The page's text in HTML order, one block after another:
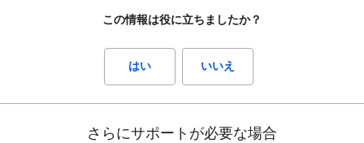
この情報は役に立ちましたか？
はい いいえ
さらにサポートが必要な場合